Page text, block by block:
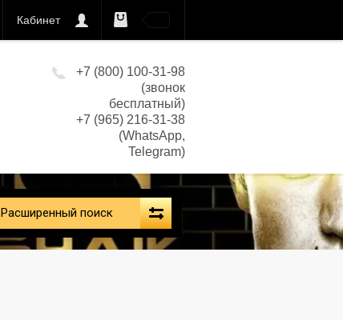
Кабинет
+7 (800) 100-31-98
(звонок
бесплатный)
+7 (965) 216-31-38
(WhatsApp,
Telegram)
Расширенный поиск